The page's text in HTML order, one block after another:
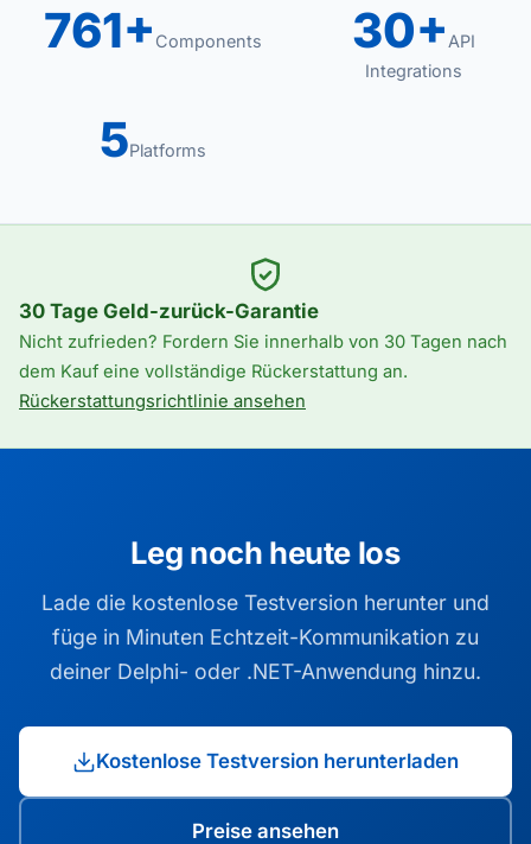
761+ Components 30+ API
Integrations
5Platforms
30 Tage Geld-zurück-Garantie
Nicht zufrieden? Fordern Sie innerhalb von 30 Tagen nach
dem Kauf eine vollständige Rückerstattung an.
Rückerstattungsrichtlinie ansehen
Leg noch heute los
Lade die kostenlose Testversion herunter und
füge in Minuten Echtzeit-Kommunikation zu
deiner Delphi- oder .NET-Anwendung hinzu.
Kostenlose Testversion herunterladen
Preise ansehen